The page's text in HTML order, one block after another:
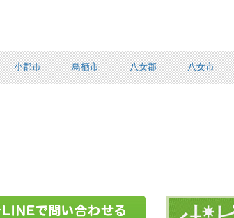
小郡市 鳥栖市 八女郡 八女市